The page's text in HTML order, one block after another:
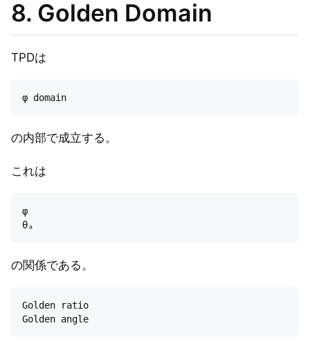
8. Golden Domain
TPDは
の内部で成立する。
これは
φ
の関係である。
Golden ratio